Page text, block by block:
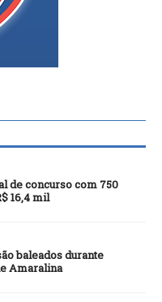
de concurso com 750
16,4 mil
baleados durante
Amaralina